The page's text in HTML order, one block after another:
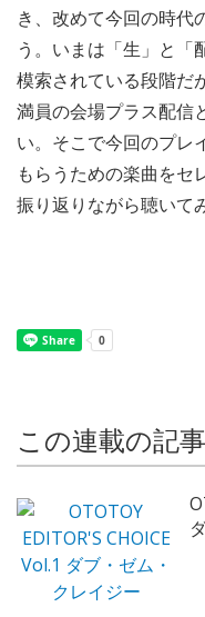
き、改めて今回の時代
う。いまは「生」と「
模索されている段階だ
満員の会場プラス配信
い。そこで今回のプレ
もらうための楽曲をセ
振り返りながら聴いて
この連載の記事